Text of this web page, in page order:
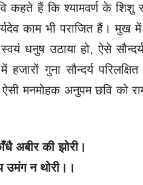
कहते हैं कि श्यामवर्ण के शिशु
काम भी पराजित हैं। मुख
धनुष उठाया हो, ऐसे
गुना सौन्दर्य
ऐसी मनमोहक अनुपम छवि को
अबीर की झोरी।
उमंग न थोरी।।